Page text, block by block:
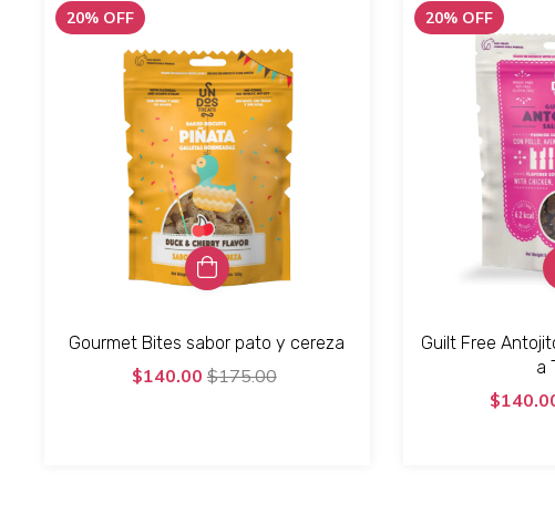
20% OFF
Gourmet Bites sabor pato y cereza
$140.00$175.00
20% OFF
Guilt Free
a